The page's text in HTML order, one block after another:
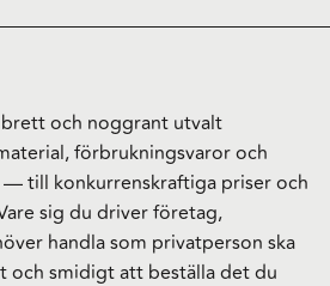
och noggrant utvalt
förbrukningsvaror och
till konkurrenskraftiga priser och
sig du driver företag,
handla som privatperson ska
och smidigt att beställa det du